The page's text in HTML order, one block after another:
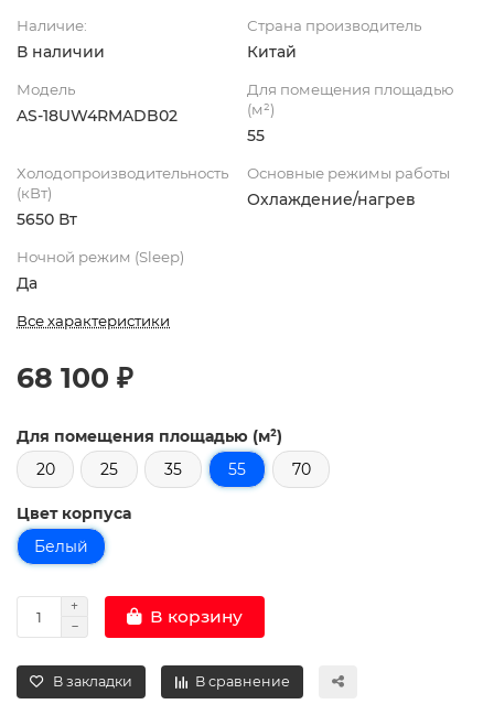
Наличие:
В наличии
Страна производитель
Китай
Модель
AS-18UW4RMADB02
Для помещения площадью
(м²)
55
Холодопроизводительность
(кВт)
5650 Вт
Основные режимы работы
Охлаждение/нагрев
Ночной режим (Sleep)
Да
Все характеристики
68 100 ₽
Для помещения площадью (м²)
20
25 35 55 70
Цвет корпуса
Белый
В корзину
В закладки В сравнение